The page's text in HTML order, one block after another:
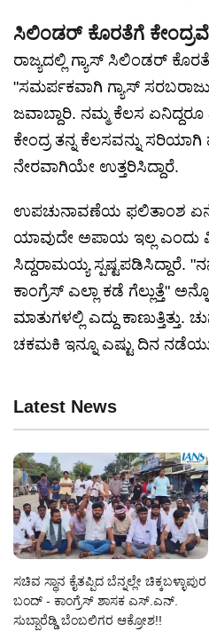
ಸಿಲಿಂಡರ್ ಕೊರತೆಗೆ
ರಾಜ್ಯದಲ್ಲಿ ಗ್ಯಾಸ್ ಸಿಲಿಂಡರ್ ಕೊರತೆ
"ಸಮರ್ಪಕವಾಗಿ ಗ್ಯಾಸ್
ಜವಾಬ್ದಾರಿ. ನಮ್ಮ ಕೆಲಸ
ಕೇಂದ್ರ ತನ್ನ ಕೆಲಸವನ್ನು
ನೇರವಾಗಿಯೇ ಉತ್ತರಿಸಿದ್ದಾರೆ.
ಉಪಚುನಾವಣೆಯ ಫಲಿತಾಂಶ ಏನೇ
ಯಾವುದೇ ಅಪಾಯ ಇಲ್ಲ ಎಂದು
ಸಿದ್ದರಾಮಯ್ಯ ಸ್ಪಷ್ಟಪಡಿಸಿದ್ದಾರೆ.
ಕಾಂಗ್ರೆಸ್ ಎಲ್ಲಾ ಕಡೆ ಗೆಲ್ಲುತ್ತೆ"
ಮಾತುಗಳಲ್ಲಿ ಎದ್ದು
ಚಕಮಕಿ ಇನ್ನೂ ಎಷ್ಟು ದಿನ
Latest News
ಸಚಿವ ಸ್ಥಾನ ಕೈತಪ್ಪಿದ ಬೆನ್ನಲ್ಲೇ ಚಿಕ್ಕಬಳ್ಳಾಪುರ
ಬಂದ್ - ಕಾಂಗ್ರೆಸ್ ಶಾಸಕ ಎಸ್‌.ಎನ್‌.
ಸುಬ್ಬಾರೆಡ್ಡಿ ಬೆಂಬಲಿಗರ ಆಕ್ರೋಶ!!